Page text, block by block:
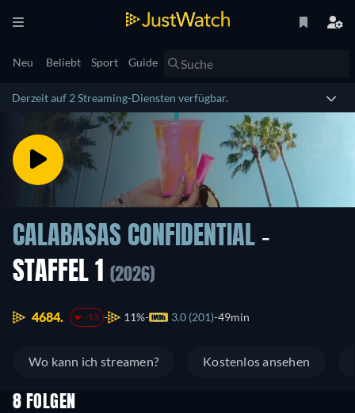
Neu Beliebt Sport Guide
Derzeit auf 2 Streaming-Diensten verfügbar.
CALABASAS CONFIDENTIAL -
STAFFEL 1
(2026)
4684. -13 11% 3.0 (201) 49min
Wo kann ich streamen? Kostenlos ansehen
8 FOLGEN